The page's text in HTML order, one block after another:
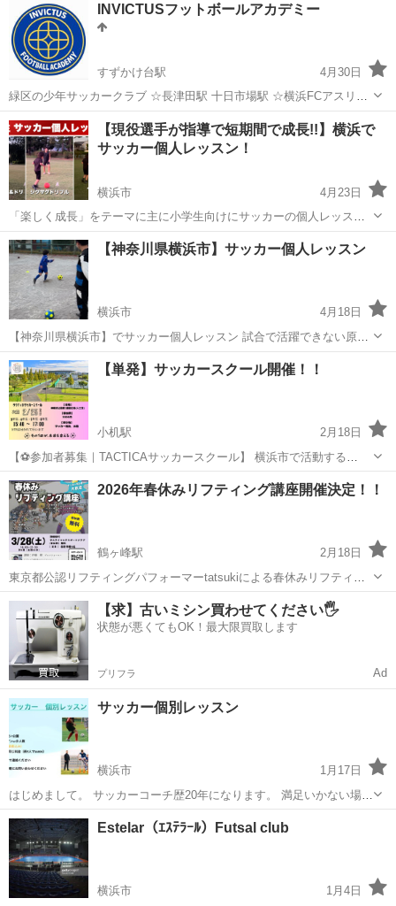
INVICTUSフットボールアカデミー
すずかけ台駅
4月30日
緑区の少年サッカークラブ ☆長津田駅 十日市場駅 ☆横浜FCアスリー
トクラス担当のコーチが指導します。 ☆平日週3回の練習で、着実に
スキルが身につきます。 ☆土日祝は対外試合を行います。 ☆天然芝・
人工芝で練習できます。...
神奈川 横浜市 すずかけ台駅 サッカー サッカークラブ
【現役選手が指導で短期間で成長!!】横浜で
サッカー個人レッスン！
横浜市
4月23日
「楽しく成長」をテーマに主に小学生向けにサッカーの個人レッスン
を行っています。 わかりやすく丁寧に接し、サッカーの楽しさを知っ
てもらい上達するのはもちろん、 成長すること自体の楽しさもしって
もらい、より様々なこと...
神奈川 横浜市 サッカー
【神奈川県横浜市】サッカー個人レッスン
横浜市
4月18日
【神奈川県横浜市】でサッカー個人レッスン 試合で活躍できない原因
を診断し改善します https://soccer-kojinsidou.com/
神奈川 横浜市 サッカー
【単発】サッカースクール開催！！
小机駅
2月18日
【⚽参加者募集｜TACTICAサッカースクール】 横浜市で活動する
**TACTICA SOCCER SCHOOL（タクティカサッカースクール）**で
す！ 次回スクールの参加者を募集します！ 📅 日程：2月25日（水）...
神奈川 横浜市 小机駅 サッカー 単発
2026年春休みリフティング講座開催決定！！
鶴ヶ峰駅
2月18日
東京都公認リフティングパフォーマーtatsukiによる春休みリフティン
グ講座を開講いたします。 各回 定員：10名 参加費：無料 対象年齢：
小学生〜大人（親子参加可） 会場：サムライマルチスポーツクラブ 〒
神奈川 横浜市 鶴ヶ峰駅 サッカー リフティング
【求】古いミシン買わせてください🖐️
状態が悪くてもOK！最大限買取します
プリフラ Ad
サッカー個別レッスン
横浜市
1月17日
はじめまして。 サッカーコーチ歴20年になります。 満足いかない場合
は、全額返金いたします。 問い合わせから連絡をお願いします。
神奈川 横浜市 サッカー サッカーコーチ
Estelar（ｴｽﾃﾗｰﾙ）Futsal club
横浜市 1月4日